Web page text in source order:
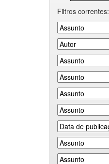
Filtros correntes: